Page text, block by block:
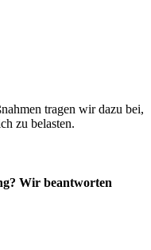
tragen wir dazu bei,
zu belasten.
Wir beantworten